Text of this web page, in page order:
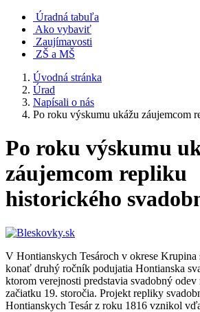
Úradná tabuľa
Ako vybaviť
Zaujímavosti
ZŠ a MŠ
Úvodná stránka
Úrad
Napísali o nás
Po roku výskumu ukážu záujemcom
Po roku výskumu
záujemcom repliku
historického
V Hontianskych Tesároch v okrese Krupina
konať druhý ročník podujatia Hontianska
ktorom verejnosti predstavia svadobný
začiatku 19. storočia. Projekt repliky
Hontianskych Tesár z roku 1816 vznikol